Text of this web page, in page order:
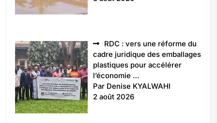
RDC : vers une réforme du
cadre juridique des emballages
plastiques pour accélérer
l’économie …
Par Denise KYALWAHI
2 août 2026